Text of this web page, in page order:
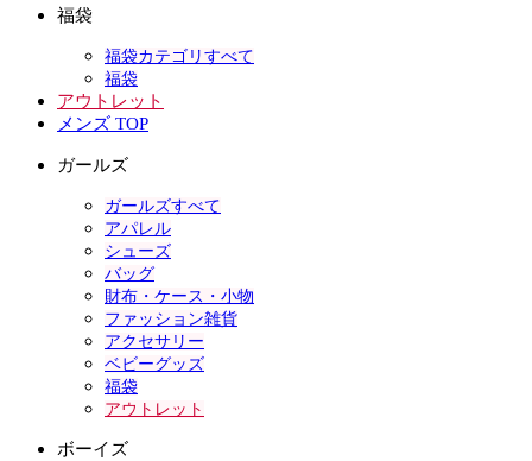
福袋
福袋カテゴリすべて
福袋
アウトレット
メンズ TOP
ガールズ
ガールズすべて
アパレル
シューズ
バッグ
財布・ケース・小物
ファッション雑貨
アクセサリー
ベビーグッズ
福袋
アウトレット
ボーイズ